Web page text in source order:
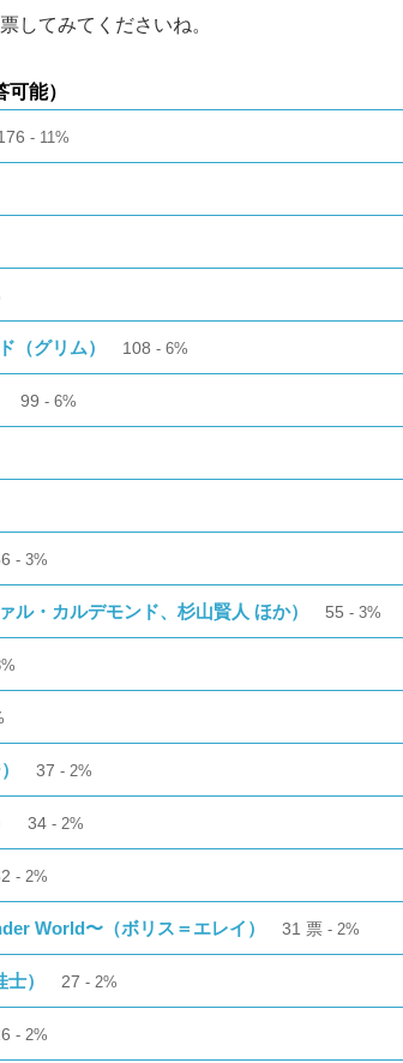
してみてくださいね。
能）
11%
（グリム） 108 6%
99 6%
3%
ル・カルデモンド、杉山賢人 ほか） 55 3%
37 2%
34 2%
2%
World〜（ボリス＝エレイ） 31 票 2%
） 27 2%
2%